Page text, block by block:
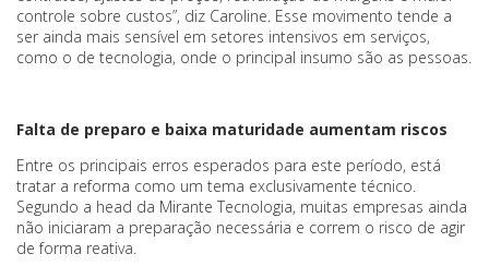
controle sobre custos”, diz Caroline. Esse movimento tende a
ser ainda mais sensível em setores intensivos em serviços,
como o de tecnologia, onde o principal insumo são as pessoas.
Falta de preparo e baixa maturidade aumentam riscos
Entre os principais erros esperados para este período, está
tratar a reforma como um tema exclusivamente técnico.
Segundo a head da Mirante Tecnologia, muitas empresas ainda
não iniciaram a preparação necessária e correm o risco de agir
de forma reativa.